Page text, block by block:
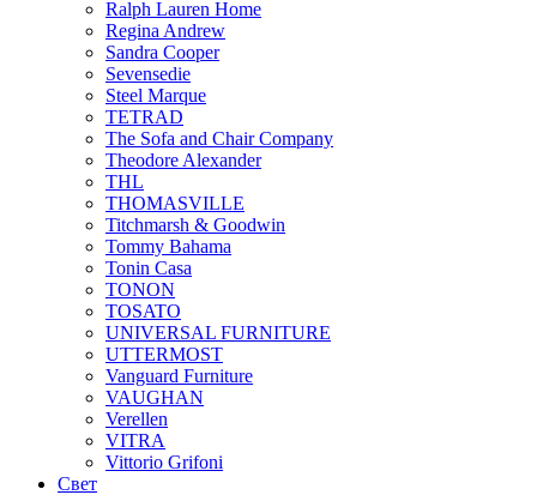
Ralph Lauren Home
Regina Andrew
Sandra Cooper
Sevensedie
Steel Marque
TETRAD
The Sofa and Chair Company
Theodore Alexander
THL
THOMASVILLE
Titchmarsh & Goodwin
Tommy Bahama
Tonin Casa
TONON
TOSATO
UNIVERSAL FURNITURE
UTTERMOST
Vanguard Furniture
VAUGHAN
Verellen
VITRA
Vittorio Grifoni
Свет